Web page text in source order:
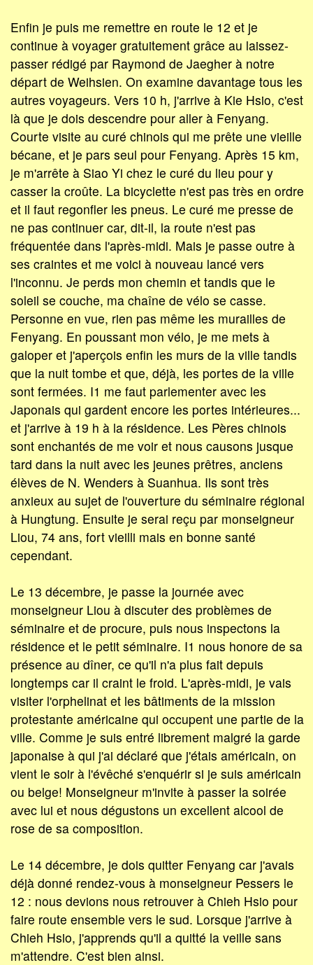
Enfin je puis me remettre en route le 12 et je
continue à voyager gratuitement grâce au laissez-
passer rédigé par Raymond de Jaegher à notre
départ de Weihsien. On examine davantage tous les
autres voyageurs. Vers 10 h, j'arrive à Kie Hsio, c'est
là que je dois descendre pour aller à Fenyang.
Courte visite au curé chinois qui me prête une vieille
bécane, et je pars seul pour Fenyang. Après 15 km,
je m'arrête à Siao Yi chez le curé du lieu pour y
casser la croûte. La bicyclette n'est pas très en ordre
et il faut regonfler les pneus. Le curé me presse de
ne pas continuer car, dit-il, la route n'est pas
fréquentée dans l'après-midi. Mais je passe outre à
ses craintes et me voici à nouveau lancé vers
l'inconnu. Je perds mon chemin et tandis que le
soleil se couche, ma chaîne de vélo se casse.
Personne en vue, rien pas même les murailles de
Fenyang. En poussant mon vélo, je me mets à
galoper et j'aperçois enfin les murs de la ville tandis
que la nuit tombe et que, déjà, les portes de la ville
sont fermées. I1 me faut parlementer avec les
Japonais qui gardent encore les portes intérieures...
et j'arrive à 19 h à la résidence. Les Pères chinois
sont enchantés de me voir et nous causons jusque
tard dans la nuit avec les jeunes prêtres, anciens
élèves de N. Wenders à Suanhua. Ils sont très
anxieux au sujet de l'ouverture du séminaire régional
à Hungtung. Ensuite je serai reçu par monseigneur
Liou, 74 ans, fort vieilli mais en bonne santé
cependant.
Le 13 décembre, je passe la journée avec
monseigneur Liou à discuter des problèmes de
séminaire et de procure, puis nous inspectons la
résidence et le petit séminaire. I1 nous honore de sa
présence au dîner, ce qu'il n'a plus fait depuis
longtemps car il craint le froid. L'après-midi, je vais
visiter l'orphelinat et les bâtiments de la mission
protestante américaine qui occupent une partie de la
ville. Comme je suis entré librement malgré la garde
japonaise à qui j'ai déclaré que j'étais américain, on
vient le soir à l'évêché s'enquérir si je suis américain
ou belge! Monseigneur m'invite à passer la soirée
avec lui et nous dégustons un excellent alcool de
rose de sa composition.
Le 14 décembre, je dois quitter Fenyang car j'avais
déjà donné rendez-vous à monseigneur Pessers le
12 : nous devions nous retrouver à Chieh Hsio pour
faire route ensemble vers le sud. Lorsque j'arrive à
Chieh Hsio, j'apprends qu'il a quitté la veille sans
m'attendre. C'est bien ainsi.